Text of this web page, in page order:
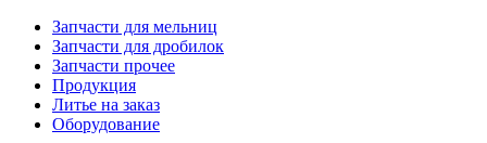
Запчасти для мельниц
Запчасти для дробилок
Запчасти прочее
Продукция
Литье на заказ
Оборудование